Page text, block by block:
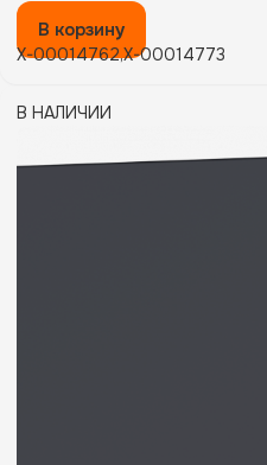
В корзину
X-00014762,X-00014773
В НАЛИЧИИ